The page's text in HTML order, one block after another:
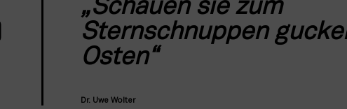
„Schauen sie zum
Sternschnuppen
Osten“
Dr. Uwe Wolter